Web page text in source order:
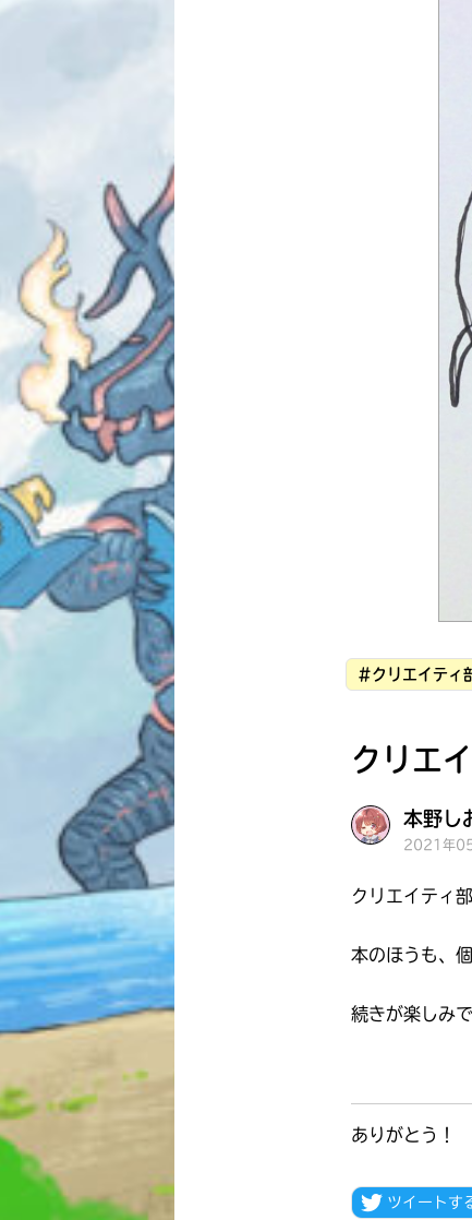
クリエ
#クリエイティ
本野し
2021年
クリエイティ
本のほうも、
続きが楽しみ
ありがとう！